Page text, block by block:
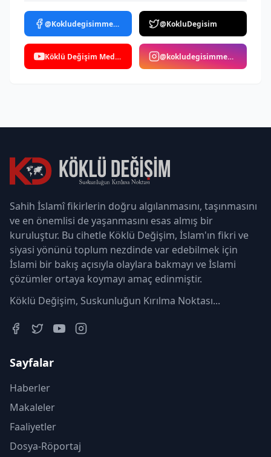
@Kokludegisimmedya @KokluDegisim
Köklü Değişim Medya @kokludegisimmedya
Sahih İslamî fikirlerin doğru algılanmasını, taşınmasını
ve en önemlisi de yaşanmasını esas almış bir
kuruluştur. Bu cihetle Köklü Değişim, İslam'ın fikri ve
siyasi yönünü toplum nezdinde var edebilmek için
İslami bir bakış açısıyla olaylara bakmayı ve İslami
çözümler ortaya koymayı amaç edinmiştir.
Köklü Değişim, Suskunluğun Kırılma Noktası...
Sayfalar
Haberler
Makaleler
Faaliyetler
Dosya-Röportaj